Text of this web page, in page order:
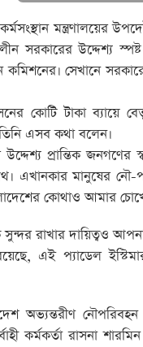
মন্ত্রণালয়ের
সরকারের উদ্দেশ্য
কমিশনের। সেখানে
কোটি টাকা ব্যায়ে
এসব কথা বলেন।
প্রান্তিক জনগণের
মানুষের নৌ-
কোথাও আমার
রাখার দায়িত্বও
এই প্যাডেল
অভ্যন্তরীণ
কর্মকর্তা রাসনা